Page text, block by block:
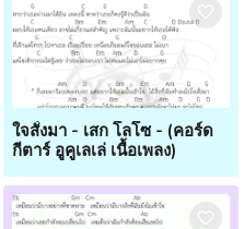
ใจสั่งมา - เสก โลโซ - (คอร์ด
กีตาร์ อูคูเลเล่ เนื้อเพลง)